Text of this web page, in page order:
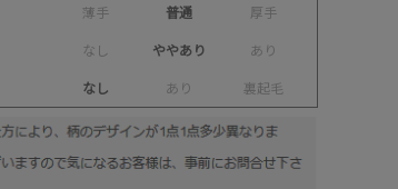
薄手 普通 厚手
な し ややあり あ り
なし あ り 裏起毛